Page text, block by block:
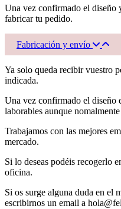
Una vez confirmado el diseño
fabricar tu pedido.
Fabricación y envío
Ya solo queda recibir vuestro
indicada.
Una vez confirmado el diseño
laborables aunque
Trabajamos con las mejores
mercado.
Si lo deseas podéis recogerlo
oficina.
Si os surge alguna duda en el
escribirnos un email a